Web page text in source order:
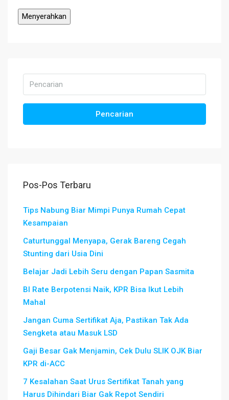
Pencarian
Pos-Pos Terbaru
Tips Nabung Biar Mimpi Punya Rumah Cepat
Kesampaian
Caturtunggal Menyapa, Gerak Bareng Cegah
Stunting dari Usia Dini
Belajar Jadi Lebih Seru dengan Papan Sasmita
BI Rate Berpotensi Naik, KPR Bisa Ikut Lebih
Mahal
Jangan Cuma Sertifikat Aja, Pastikan Tak Ada
Sengketa atau Masuk LSD
Gaji Besar Gak Menjamin, Cek Dulu SLIK OJK Biar
KPR di-ACC
7 Kesalahan Saat Urus Sertifikat Tanah yang
Harus Dihindari Biar Gak Repot Sendiri